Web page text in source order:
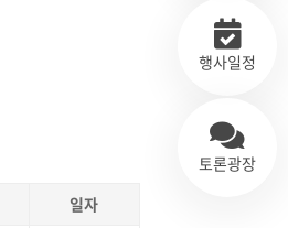
행사일정
토론광장
일자